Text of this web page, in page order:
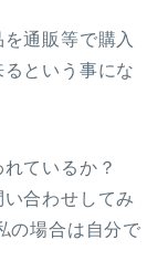
通販等で購入
という事にな
ているか？
合わせしてみ
の場合は自分で